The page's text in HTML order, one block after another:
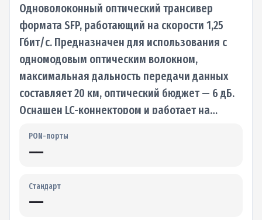
Одноволоконный оптический трансивер
формата SFP, работающий на скорости 1,25
Гбит/с. Предназначен для использования с
одномодовым оптическим волокном,
максимальная дальность передачи данных
составляет 20 км, оптический бюджет — 6 дБ.
Оснащен LC-коннектором и работает на…
PON-порты
—
Стандарт
—